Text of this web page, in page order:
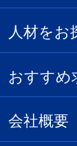
人材をお
おすすめ
会社概要